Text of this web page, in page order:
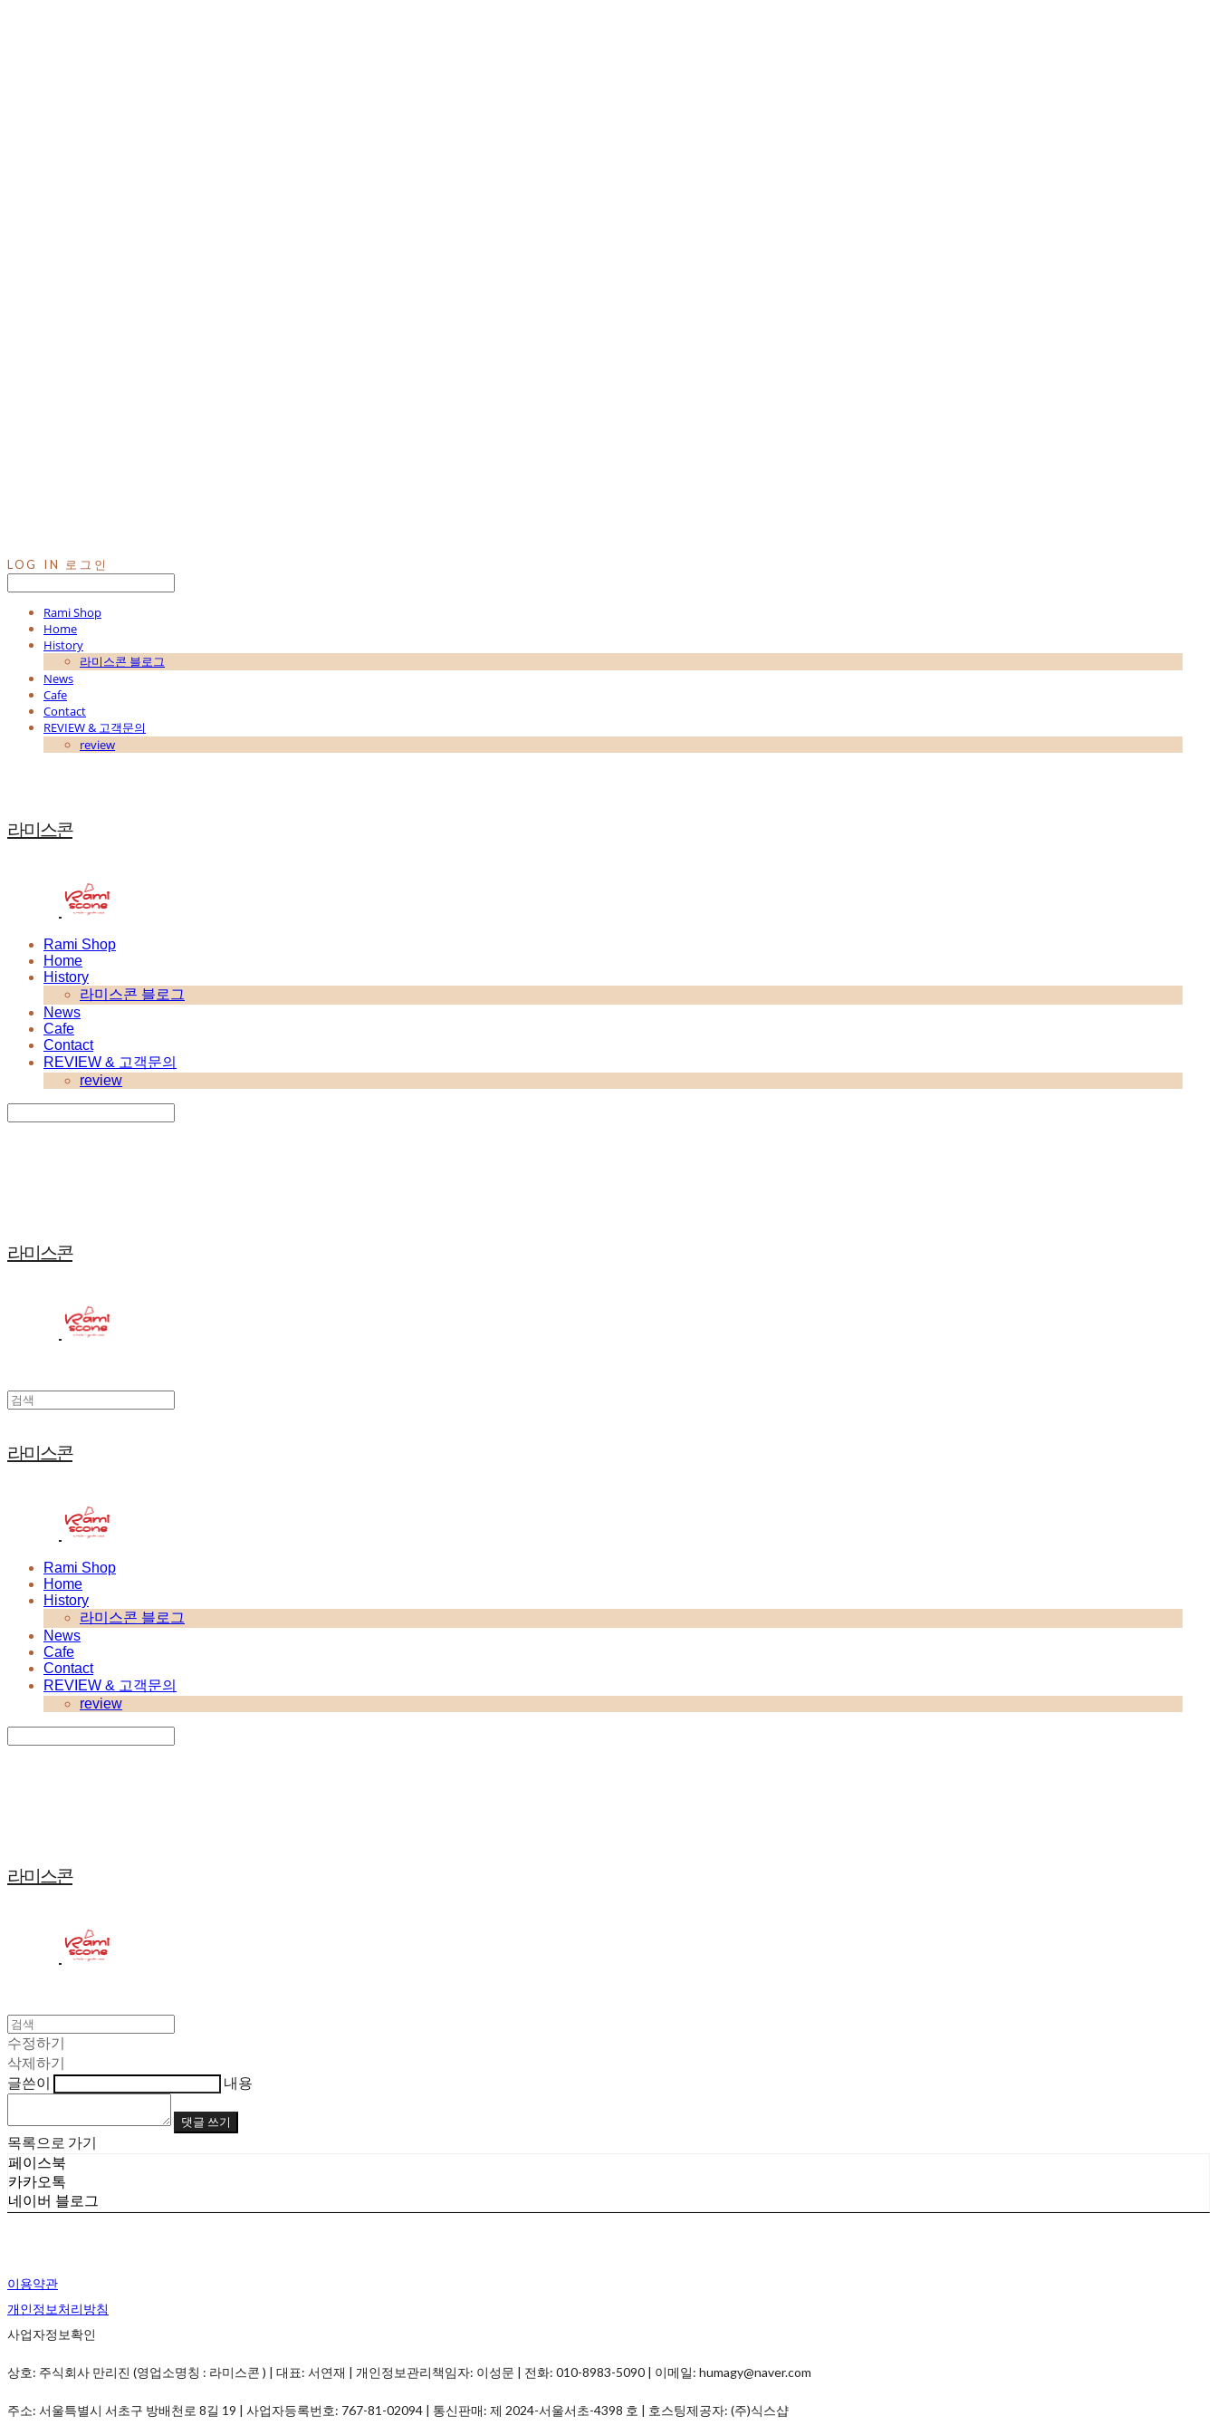
LOG IN 로그인
Rami Shop
Home
History
라미스콘 블로그
News
Cafe
Contact
REVIEW & 고객문의
review
라미스콘
Rami Shop
Home
History
라미스콘 블로그
News
Cafe
Contact
REVIEW & 고객문의
review
라미스콘
라미스콘
Rami Shop
Home
History
라미스콘 블로그
News
Cafe
Contact
REVIEW & 고객문의
review
라미스콘
수정하기
삭제하기
글쓴이
내용
댓글 쓰기
목록으로 가기
페이스북
카카오톡
네이버 블로그
이용약관
개인정보처리방침
사업자정보확인
상호: 주식회사 만리진 (영업소명칭 : 라미스콘 ) | 대표: 서연재 | 개인정보관리책임자: 이성문 | 전화: 010-8983-5090 | 이메일: humagy@naver.com
주소: 서울특별시 서초구 방배천로 8길 19 | 사업자등록번호: 767-81-02094 | 통신판매: 제 2024-서울서초-4398 호 | 호스팅제공자: (주)식스샵